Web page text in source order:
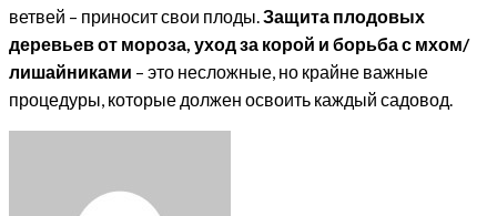
ветвей – приносит свои плоды. Защита плодовых
деревьев от мороза, уход за корой и борьба с мхом/
лишайниками – это несложные, но крайне важные
процедуры, которые должен освоить каждый садовод.